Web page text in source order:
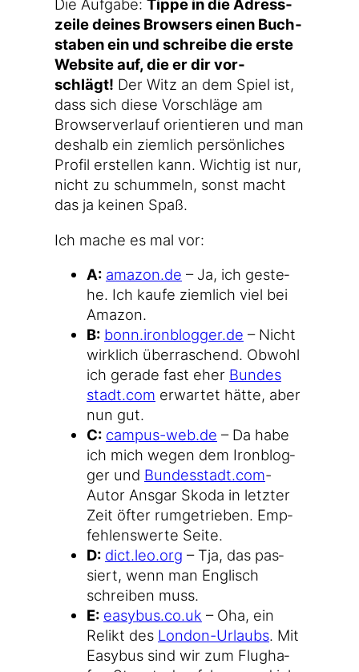
Die Auf­ga­be: Tip­pe in die Adress­
zei­le dei­nes Brow­sers einen Buch­
sta­ben ein und schrei­be die ers­te
Web­site auf, die er dir vor­
schlägt! Der Witz an dem Spiel ist,
dass sich die­se Vor­schlä­ge am
Brow­ser­ver­lauf ori­en­tie­ren und man
des­halb ein ziem­lich per­sön­li­ches
Pro­fil erstel­len kann. Wich­tig ist nur,
nicht zu schum­meln, sonst macht
das ja kei­nen Spaß.
Ich mache es mal vor:
A: ama​zon​.de – Ja, ich geste­
he. Ich kau­fe ziem­lich viel bei
Amazon.
B: bonn​.iron​blog​ger​.de – Nicht
wirk­lich über­ra­schend. Obwohl
ich gera­de fast eher Bun​des​
stadt​.com erwar­tet hät­te, aber
nun gut.
C: cam​pus​-web​.de – Da habe
ich mich wegen dem Iron­blog­
ger und Bun​des​stadt​.com-
Autor Ans­gar Sko­da in letz­ter
Zeit öfter rum­ge­trie­ben. Emp­
feh­lens­wer­te Seite.
D: dict​.leo​.org – Tja, das pas­
siert, wenn man Eng­lisch
schrei­ben muss.
E: easy​bus​.co​.uk – Oha, ein
Relikt des London-Urlaubs. Mit
Easy­bus sind wir zum Flug­ha­